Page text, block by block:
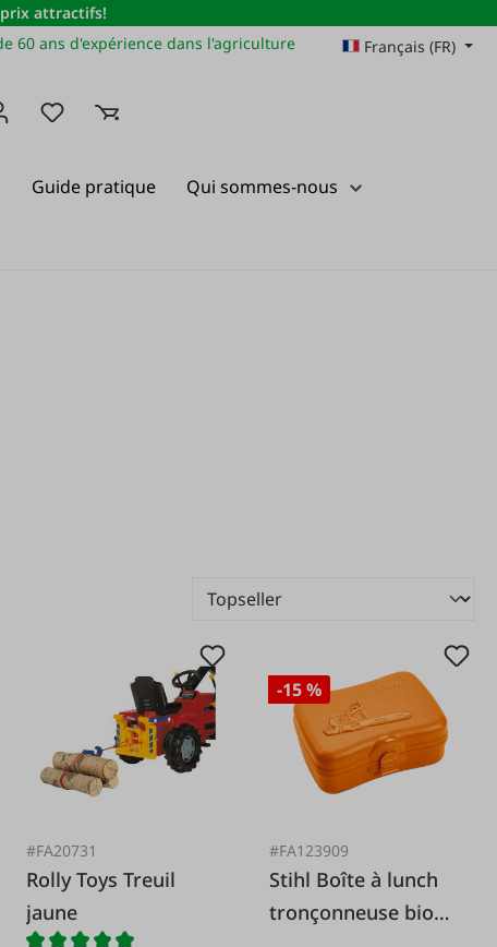
attractifs!
60 ans d'expérience dans l'agriculture Français (FR)
Vous avez 0 articles dans votre liste de souhaits
Guide pratique Qui sommes-nous
#FA20731
Rolly Toys Treuil
jaune
-15 %
#FA123909
Stihl Boîte à lunch
tronçonneuse bio